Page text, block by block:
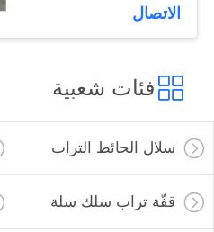
الاتصال
فئات شعبية
سلال الحائط التراب
قفّة تراب سلك سلة